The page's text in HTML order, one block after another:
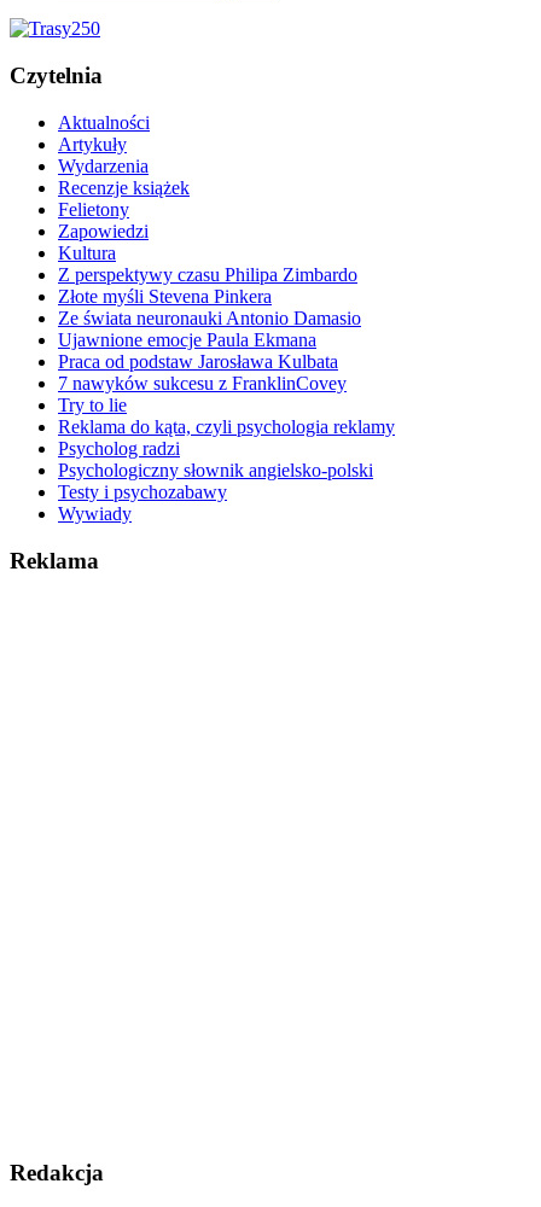
Czytelnia
Aktualności
Artykuły
Wydarzenia
Recenzje książek
Felietony
Zapowiedzi
Kultura
Z perspektywy czasu Philipa Zimbardo
Złote myśli Stevena Pinkera
Ze świata neuronauki Antonio Damasio
Ujawnione emocje Paula Ekmana
Praca od podstaw Jarosława Kulbata
7 nawyków sukcesu z FranklinCovey
Try to lie
Reklama do kąta, czyli psychologia reklamy
Psycholog radzi
Psychologiczny słownik angielsko-polski
Testy i psychozabawy
Wywiady
Reklama
Redakcja